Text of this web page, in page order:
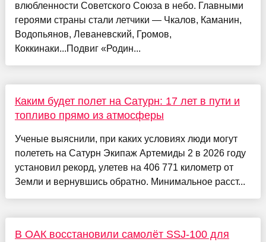
влюбленности Советского Союза в небо. Главными
героями страны стали летчики — Чкалов, Каманин,
Водопьянов, Леваневский, Громов,
Коккинаки...Подвиг «Родин...
Каким будет полет на Сатурн: 17 лет в пути и
топливо прямо из атмосферы
Ученые выяснили, при каких условиях люди могут
полететь на Сатурн Экипаж Артемиды 2 в 2026 году
установил рекорд, улетев на 406 771 километр от
Земли и вернувшись обратно. Минимальное расст...
В ОАК восстановили самолёт SSJ-100 для